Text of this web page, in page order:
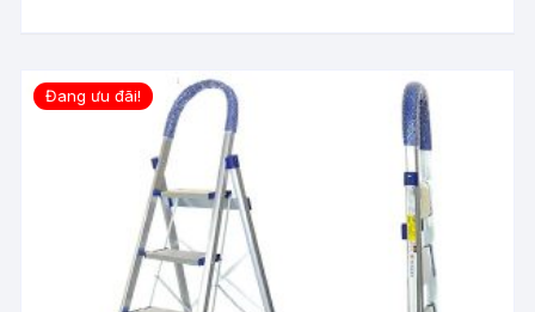
Đang ưu đãi!